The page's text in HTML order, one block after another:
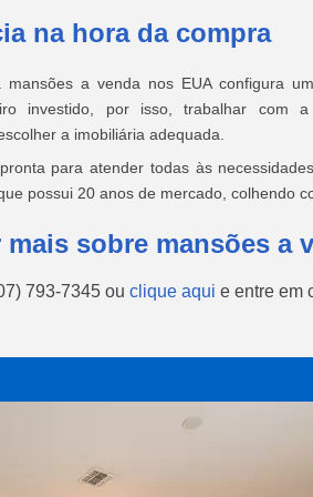
na hora da compra
a venda nos EUA configura
investido, por isso, trabalhar com
a imobiliária adequada.
para atender todas às
possui 20 anos de mercado, colhendo
mais sobre mansões a
793-7345 ou clique aqui e entre em